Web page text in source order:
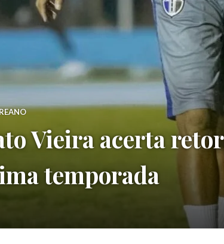
Vieira acerta
temporada